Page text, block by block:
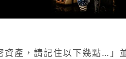
產，請記住以下幾點…」